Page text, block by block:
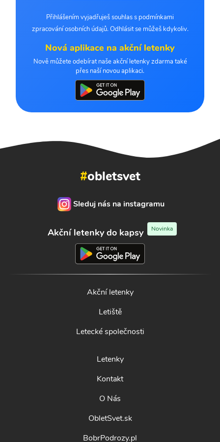
Přihlášením vyjadřuješ souhlas s podmínkami
zpracování osobních údajů. Odhlásit se můžeš kdykoliv.
Nová aplikace na akční letenky
Nově můžete odebírat naše akční letenky zdarma také
přes naší novou aplikaci.
#obletsvet
Sleduj nás na instagramu
Akční letenky do kapsy Novinka
Akční letenky
Letiště
Letecké společnosti
Letenky
Kontakt
O Nás
ObletSvet.sk
BobrPodrozy.pl